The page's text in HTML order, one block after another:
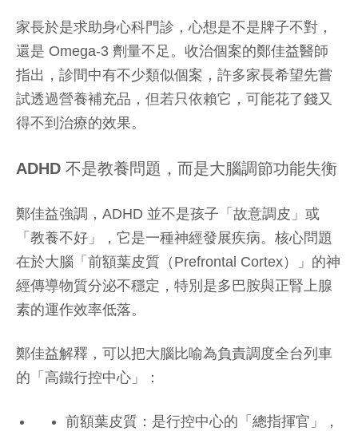
家長於是求助身心科門診，心想是不是牌子不對，
還是 Omega-3 劑量不足。收治個案的鄭佳益醫師
指出，診間中有不少類似個案，許多家長希望先嘗
試透過營養補充品，但若只依賴它，可能花了錢又
得不到治療的效果。
ADHD 不是教養問題，而是大腦調節功能失衡
鄭佳益強調，ADHD 並不是孩子「故意調皮」或
「教養不好」，它是一種神經發展疾病。核心問題
在於大腦「前額葉皮質（Prefrontal Cortex）」的神
經傳導物質分泌不穩定，特別是多巴胺與正腎上腺
素的運作效率低落。
鄭佳益解釋，可以把大腦比喻為負責調度全台列車
的「高鐵行控中心」：
前額葉皮質：是行控中心的「總指揮官」，